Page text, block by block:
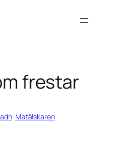
frestar
i Matälskaren